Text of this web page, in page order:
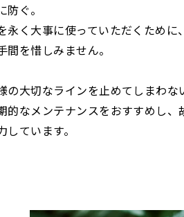
防ぐ。
永く大事に使っていただくために
間を惜しみません。
の大切なラインを止めてしまわな
的なメンテナンスをおすすめし、
しています。